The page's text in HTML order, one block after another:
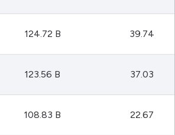
124.72 B 39.74
123.56 B 37.03
108.83 B 22.67